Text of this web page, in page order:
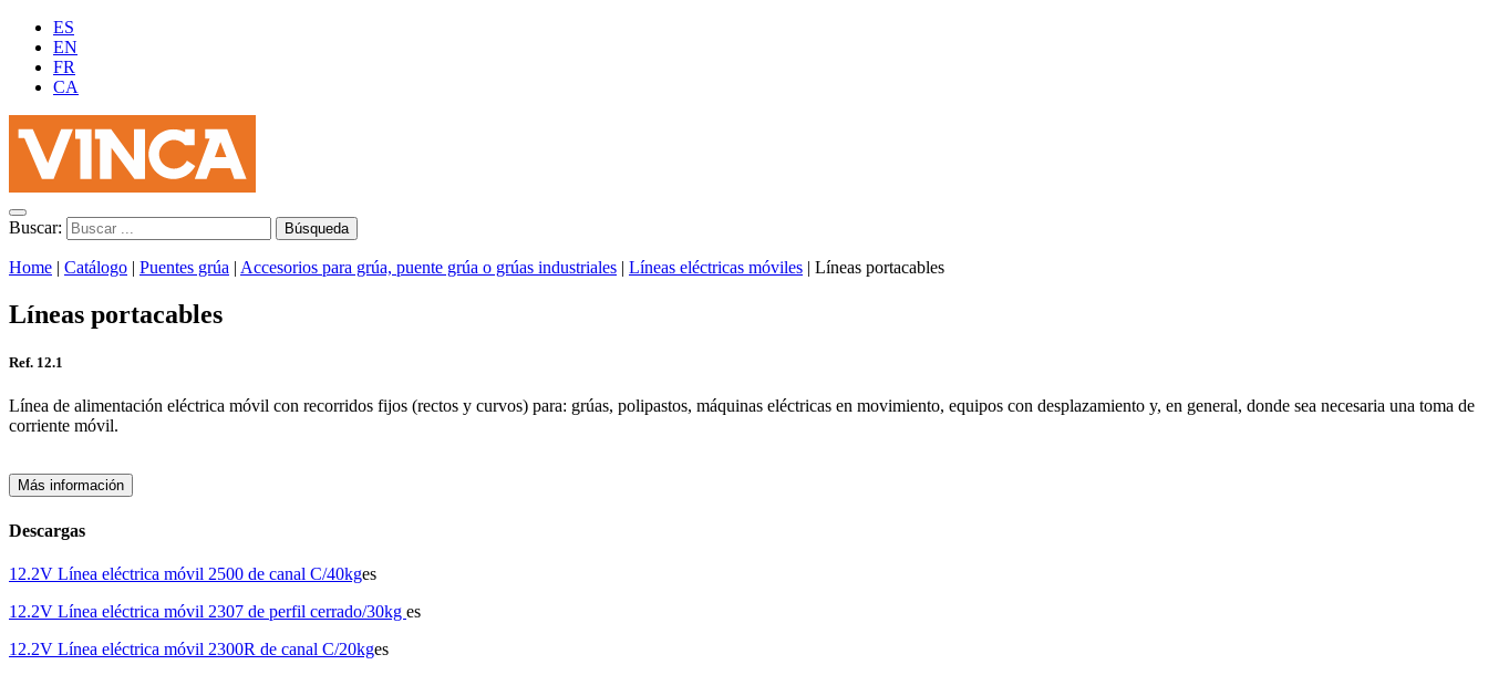
ES
EN
FR
CA
Buscar:
Home | Catálogo | Puentes grúa | Accesorios para grúa, puente grúa o grúas industriales | Líneas eléctricas móviles | Líneas portacables
Líneas portacables
Ref. 12.1
Línea de alimentación eléctrica móvil con recorridos fijos (rectos y curvos) para: grúas, polipastos, máquinas eléctricas en movimiento, equipos con desplazamiento y, en general, donde sea necesaria una toma de
corriente móvil.
Más información
Descargas
12.2V Línea eléctrica móvil 2500 de canal C/40kges
12.2V Línea eléctrica móvil 2307 de perfil cerrado/30kg es
12.2V Línea eléctrica móvil 2300R de canal C/20kges